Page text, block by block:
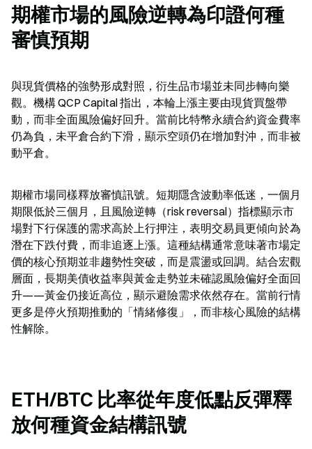
期權市場的風險逆轉為印證何種
審慎預期
與現貨價格的強勢形成對照，衍生品市場並未同步轉向樂
觀。機構 QCP Capital 指出，本輪上漲主要由現貨買盤帶
動，而非全面風險偏好回升。當前比特幣永續合約資金費率
仍為負，未平倉合約下滑，顯示空頭仍在增加對沖，而非被
動平倉。
期權市場同樣釋放審慎訊號。短期隱含波動率低迷，一個月
期限低於三個月，且風險逆轉（risk reversal）指標顯示市
場對下行保護的需求高於上行押注，表明交易員更傾向於為
潛在下跌付費，而非追逐上漲。這種結構通常意味著市場定
價的核心預期並非趨勢性突破，而是震盪或回調。結合宏觀
層面，長期美債收益率與黃金走勢並未確認風險偏好全面回
升——黃金仍接近高位，顯示避險需求依然存在。當前行情
更多是停火預期推動的「情緒修復」，而非核心風險的結構
性解除。
ETH/BTC 比率從年度低點反彈釋
放何種資金結構訊號